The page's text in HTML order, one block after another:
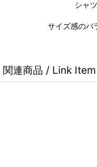
シャ
サイズ感のバ
関連商品 / Link